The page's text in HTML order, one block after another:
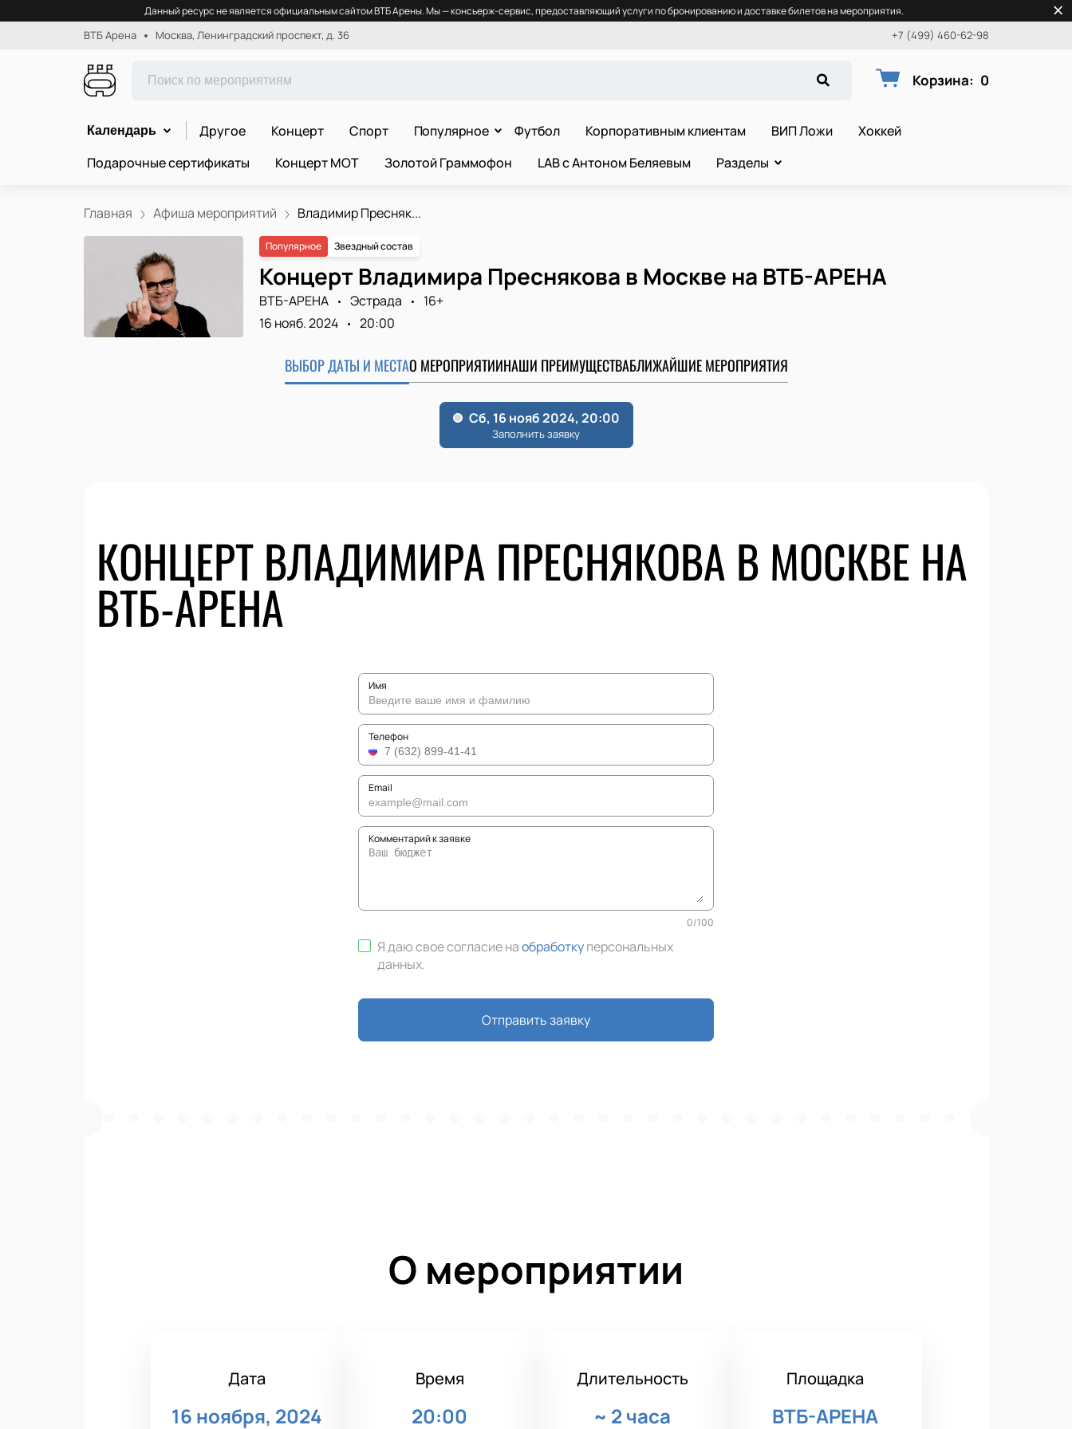
Данный ресурс не является официальным сайтом ВТБ Арены. Мы — консьерж-сервис, предоставляющий услуги по бронированию и доставке билетов на мероприятия.
ВТБ Арена Москва, Ленинградский проспект, д. 36 +7 (499) 460-62-98
Корзина: 0
Календарь Другое Концерт Спорт Популярное Футбол Корпоративным клиентам ВИП Ложи
Хоккей
Подарочные сертификаты
Концерт МОТ Золотой Граммофон LAB с Антоном Беляевым Разделы
Главная Афиша мероприятий Владимир Пресняк...
Популярное Звездный состав
Концерт Владимира Преснякова в Москве на ВТБ-АРЕНА
ВТБ-АРЕНА Эстрада
16+
16 нояб. 2024
20:00
ВЫБОР ДАТЫ И МЕСТАО МЕРОПРИЯТИИНАШИ ПРЕИМУЩЕСТВАБЛИЖАЙШИЕ МЕРОПРИЯТИЯ
КОНЦЕРТ ВЛАДИМИРА ПРЕСНЯКОВА В МОСКВЕ НА
ВТБ-АРЕНА
Имя
Телефон
Email
Комментарий к заявке
0/100
Я даю свое согласие наобработкуперсональных
данных.
Отправить заявку
О мероприятии
Дата
16 ноября, 2024
Время
20:00
Длительность
~ 2 часа
Площадка
ВТБ-АРЕНА